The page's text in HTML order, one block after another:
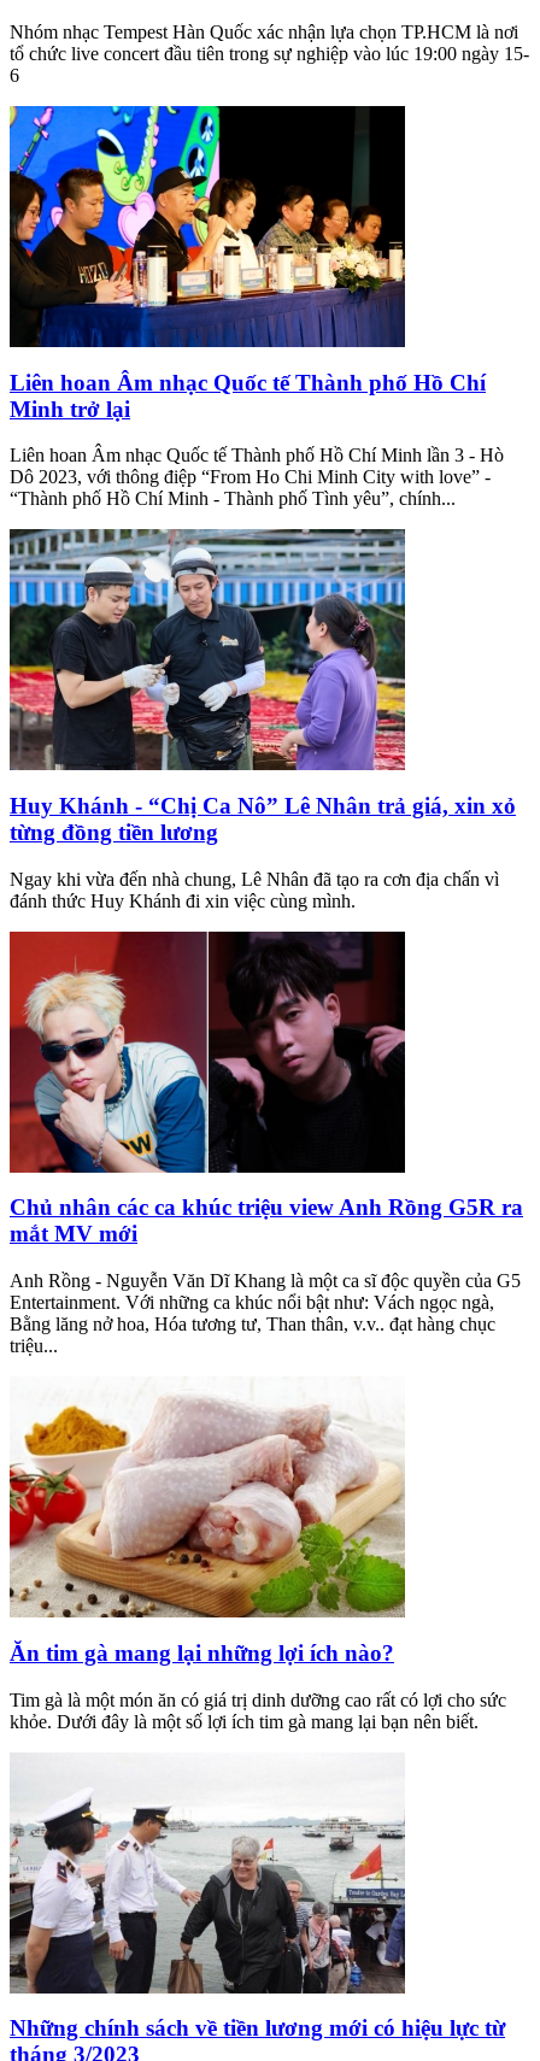
Nhóm nhạc Tempest Hàn Quốc xác nhận lựa chọn TP.HCM là nơi
tổ chức live concert đầu tiên trong sự nghiệp vào lúc 19:00 ngày 15-
6
Liên hoan Âm nhạc Quốc tế Thành phố Hồ Chí
Minh trở lại
Liên hoan Âm nhạc Quốc tế Thành phố Hồ Chí Minh lần 3 - Hò
Dô 2023, với thông điệp “From Ho Chi Minh City with love” -
“Thành phố Hồ Chí Minh - Thành phố Tình yêu”, chính...
Huy Khánh - “Chị Ca Nô” Lê Nhân trả giá, xin xỏ
từng đồng tiền lương
Ngay khi vừa đến nhà chung, Lê Nhân đã tạo ra cơn địa chấn vì
đánh thức Huy Khánh đi xin việc cùng mình.
Chủ nhân các ca khúc triệu view Anh Rồng G5R ra
mắt MV mới
Anh Rồng - Nguyễn Văn Dĩ Khang là một ca sĩ độc quyền của G5
Entertainment. Với những ca khúc nổi bật như: Vách ngọc ngà,
Bằng lăng nở hoa, Hóa tương tư, Than thân, v.v.. đạt hàng chục
triệu...
Ăn tim gà mang lại những lợi ích nào?
Tim gà là một món ăn có giá trị dinh dưỡng cao rất có lợi cho sức
khỏe. Dưới đây là một số lợi ích tim gà mang lại bạn nên biết.
Những chính sách về tiền lương mới có hiệu lực từ
tháng 3/2023